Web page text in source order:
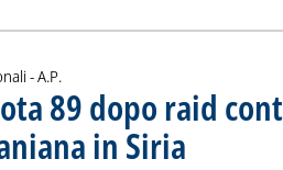
-di:
A.P.
89 dopo raid
in Siria